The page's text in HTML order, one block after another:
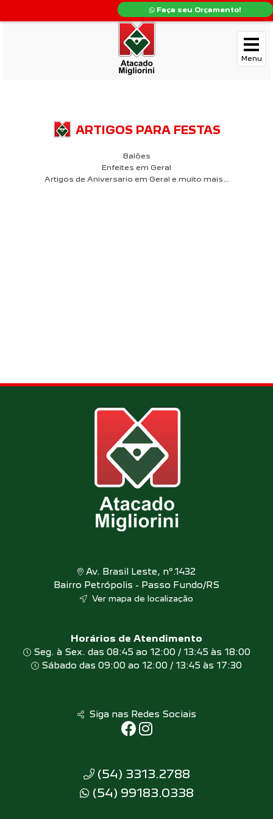
Faça seu Orçamento!
ARTIGOS PARA FESTAS
Balões
Enfeites em Geral
Artigos de Aniversario em Geral e muito mais…
Av. Brasil Leste, nº.1432
Bairro Petrópolis - Passo Fundo/RS
Ver mapa de localização
Horários de Atendimento
Seg. à Sex. das 08:45 ao 12:00 / 13:45 às 18:00
Sábado das 09:00 ao 12:00 / 13:45 às 17:30
Siga nas Redes Sociais
(54) 3313.2788
(54) 99183.0338